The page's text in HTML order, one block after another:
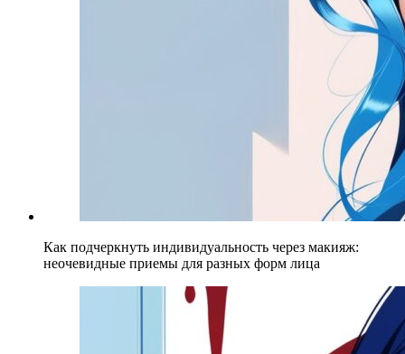
Как подчеркнуть индивидуальность через макияж:
неочевидные приемы для разных форм лица